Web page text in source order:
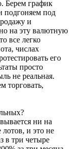
Берем график
подгоняем под
и
на эту валютную
все легко
числах
его
просто
не реальная.
торговать,
ни на
лотов, и это не
в три четыре